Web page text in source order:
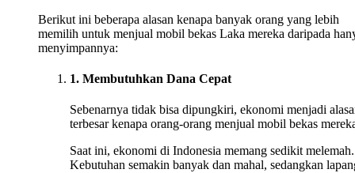
Berikut ini beberapa alasan kenapa banyak orang yang lebih
memilih untuk menjual mobil bekas Laka mereka daripada
menyimpannya:
1. Membutuhkan Dana Cepat
Sebenarnya tidak bisa dipungkiri, ekonomi menjadi
terbesar kenapa orang-orang menjual mobil bekas
Saat ini, ekonomi di Indonesia memang sedikit melemah.
Kebutuhan semakin banyak dan mahal, sedangkan